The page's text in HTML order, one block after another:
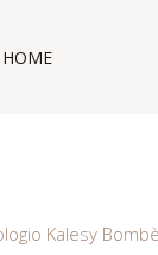
HOME